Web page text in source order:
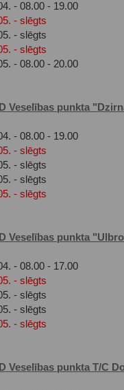
- 08.00 - 19.00
- slēgts
- slēgts
- slēgts
- 08.00 - 20.00
Veselības punkta
- 08.00 - 19.00
- slēgts
- slēgts
- slēgts
- slēgts
Veselības punkta
- 08.00 - 17.00
- slēgts
- slēgts
- slēgts
- slēgts
Veselības punkta T/C